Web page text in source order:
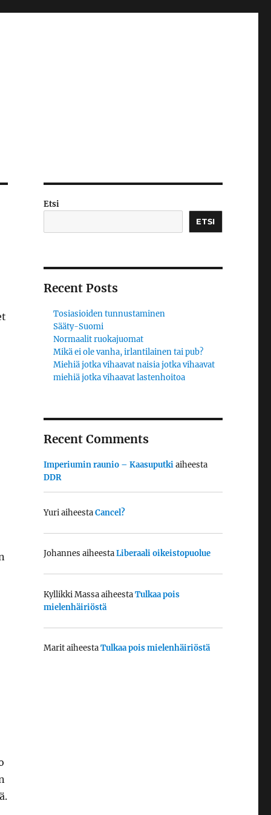
Etsi
ETSI
Recent Posts
Tosiasioiden tunnustaminen
Sääty-Suomi
Normaalit ruokajuomat
Mikä ei ole vanha, irlantilainen tai pub?
Miehiä jotka vihaavat naisia jotka vihaavat
miehiä jotka vihaavat lastenhoitoa
Recent Comments
Imperiumin raunio – Kaasuputkiaiheesta
DDR
YuriaiheestaCancel?
Johannes aiheestaLiberaali oikeistopuolue
Kyllikki MassaaiheestaTulkaa pois
mielenhäiriöstä
MaritaiheestaTulkaa pois mielenhäiriöstä